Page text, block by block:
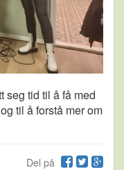
seg tid til å få med
til å forstå mer om
Del på